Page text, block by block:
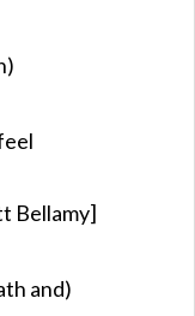
Bellamy]
and)